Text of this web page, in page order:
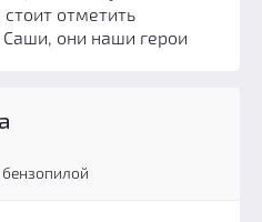
отметить
Саши, они наши герои
бензопилой